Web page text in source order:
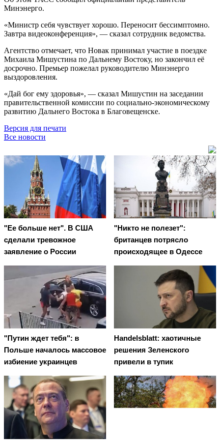
Минэнерго.
«Министр себя чувствует хорошо. Переносит бессимптомно.
Завтра видеоконференция», — сказал сотрудник ведомства.
Агентство отмечает, что Новак принимал участие в поездке
Михаила Мишустина по Дальнему Востоку, но закончил её
досрочно. Премьер пожелал руководителю Минэнерго
выздоровления.
«Дай бог ему здоровья», — сказал Мишустин на заседании
правительственной комиссии по социально-экономическому
развитию Дальнего Востока в Благовещенске.
Версия для печати
Все новости
"Ее больше нет". В США
сделали тревожное
заявление о России
"Никто не полезет":
британцев потрясло
происходящее в Одессе
"Путин ждет тебя": в
Польше началось массовое
избиение украинцев
Handelsblatt: хаотичные
решения Зеленского
привели в тупик